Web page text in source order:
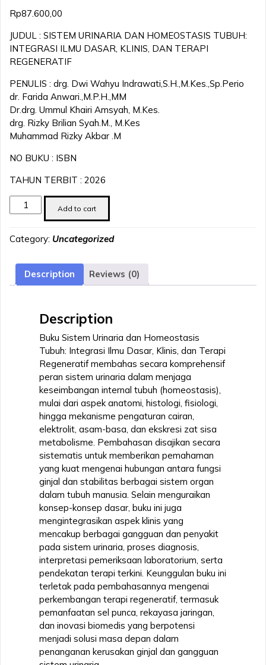
Rp87.600,00
JUDUL : SISTEM URINARIA DAN HOMEOSTASIS TUBUH:
INTEGRASI ILMU DASAR, KLINIS, DAN TERAPI
REGENERATIF
PENULIS : drg. Dwi Wahyu Indrawati,S.H.,M.Kes.,Sp.Perio
⁠dr. Farida Anwari.,M.P.H.,MM
Dr.drg. Ummul Khairi Amsyah, M.Kes.
⁠drg. Rizky Brilian Syah.M., M.Kes
⁠Muhammad Rizky Akbar .M
NO BUKU : ISBN
TAHUN TERBIT : 2026
SISTEM
URINARIA
HOMEOSTASIS
INTEGRASI
ILMU
TERAPI
REGENERATIF
quantity
Add to cart
Category: Uncategorized
Description Reviews (0)
Description
Buku Sistem Urinaria dan Homeostasis
Tubuh: Integrasi Ilmu Dasar, Klinis, dan Terapi
Regeneratif membahas secara komprehensif
peran sistem urinaria dalam menjaga
keseimbangan internal tubuh (homeostasis),
mulai dari aspek anatomi, histologi, fisiologi,
hingga mekanisme pengaturan cairan,
elektrolit, asam-basa, dan ekskresi zat sisa
metabolisme. Pembahasan disajikan secara
sistematis untuk memberikan pemahaman
yang kuat mengenai hubungan antara fungsi
ginjal dan stabilitas berbagai sistem organ
dalam tubuh manusia. Selain menguraikan
konsep-konsep dasar, buku ini juga
mengintegrasikan aspek klinis yang
mencakup berbagai gangguan dan penyakit
pada sistem urinaria, proses diagnosis,
interpretasi pemeriksaan laboratorium, serta
pendekatan terapi terkini. Keunggulan buku ini
terletak pada pembahasannya mengenai
perkembangan terapi regeneratif, termasuk
pemanfaatan sel punca, rekayasa jaringan,
dan inovasi biomedis yang berpotensi
menjadi solusi masa depan dalam
penanganan kerusakan ginjal dan gangguan